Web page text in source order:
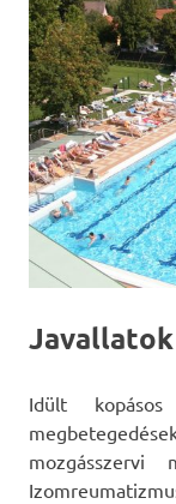
Javallatok
Idült
mozgásszervi